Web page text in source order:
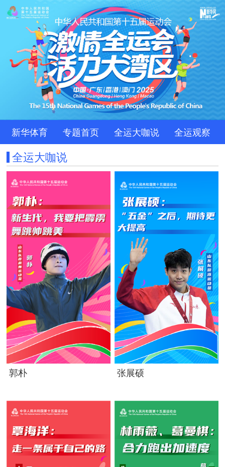
新华体育 专题首页 全运大咖说 全运观察
全运大咖说
郭朴 张展硕